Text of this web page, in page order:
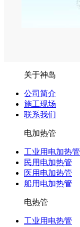
关于神岛
公司简介
施工现场
联系我们
电加热管
工业用电加热管
民用电加热管
医用电加热管
船用电加热管
电热管
工业用电热管